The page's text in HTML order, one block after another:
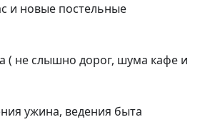
и новые постельные
( не слышно дорог, шума кафе и
ужина, ведения быта